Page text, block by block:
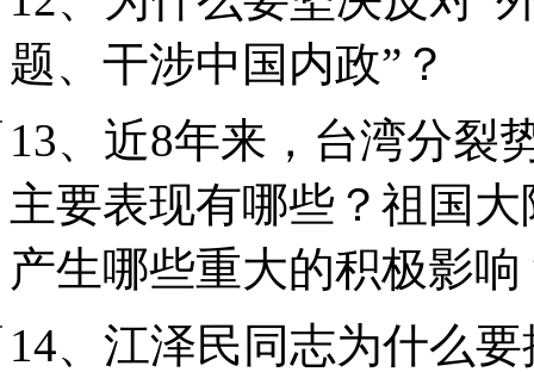
题、干涉中国内政”？
13、近8年来，台湾分裂
主要表现有哪些？祖国
产生哪些重大的积极影响
14、江泽民同志为什么